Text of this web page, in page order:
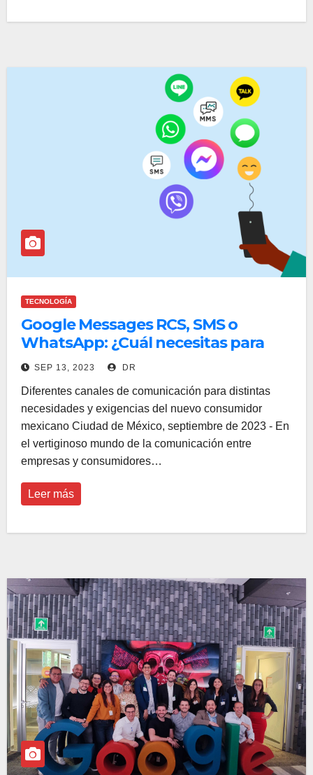
TECNOLOGÍA
Google Messages RCS, SMS o
WhatsApp: ¿Cuál necesitas para
hacer crecer tu negocio?
SEP 13, 2023 DR
Diferentes canales de comunicación para distintas
necesidades y exigencias del nuevo consumidor
mexicano Ciudad de México, septiembre de 2023 - En
el vertiginoso mundo de la comunicación entre
empresas y consumidores…
Leer más